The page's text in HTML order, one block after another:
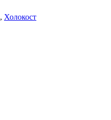
, Холокост